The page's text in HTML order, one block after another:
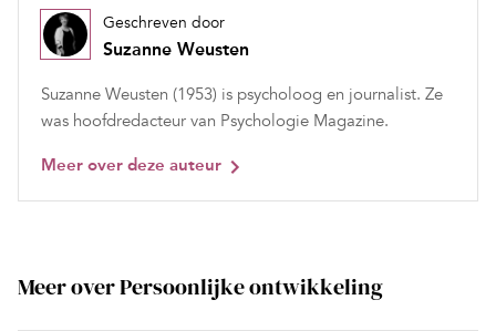
Geschreven door
Suzanne Weusten
Suzanne Weusten (1953) is psycholoog en journalist. Ze
was hoofdredacteur van Psychologie Magazine.
Meer over deze auteur
Meer over Persoonlijke ontwikkeling